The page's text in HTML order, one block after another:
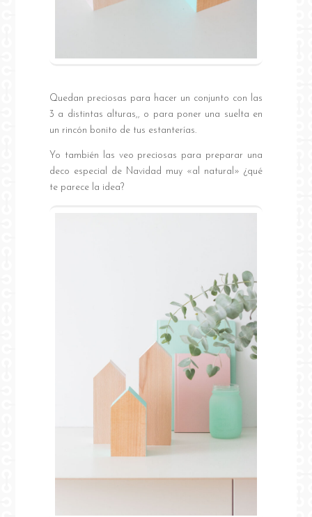
Quedan preciosas para hacer un conjunto con las
3 a distintas alturas,, o para poner una suelta en
un rincón bonito de tus estanterías.
Yo también las veo preciosas para preparar una
deco especial de Navidad muy «al natural» ¿qué
te parece la idea?